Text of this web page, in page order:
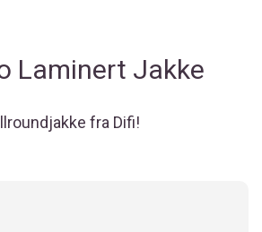
Laminert Jakke
fra Difi!